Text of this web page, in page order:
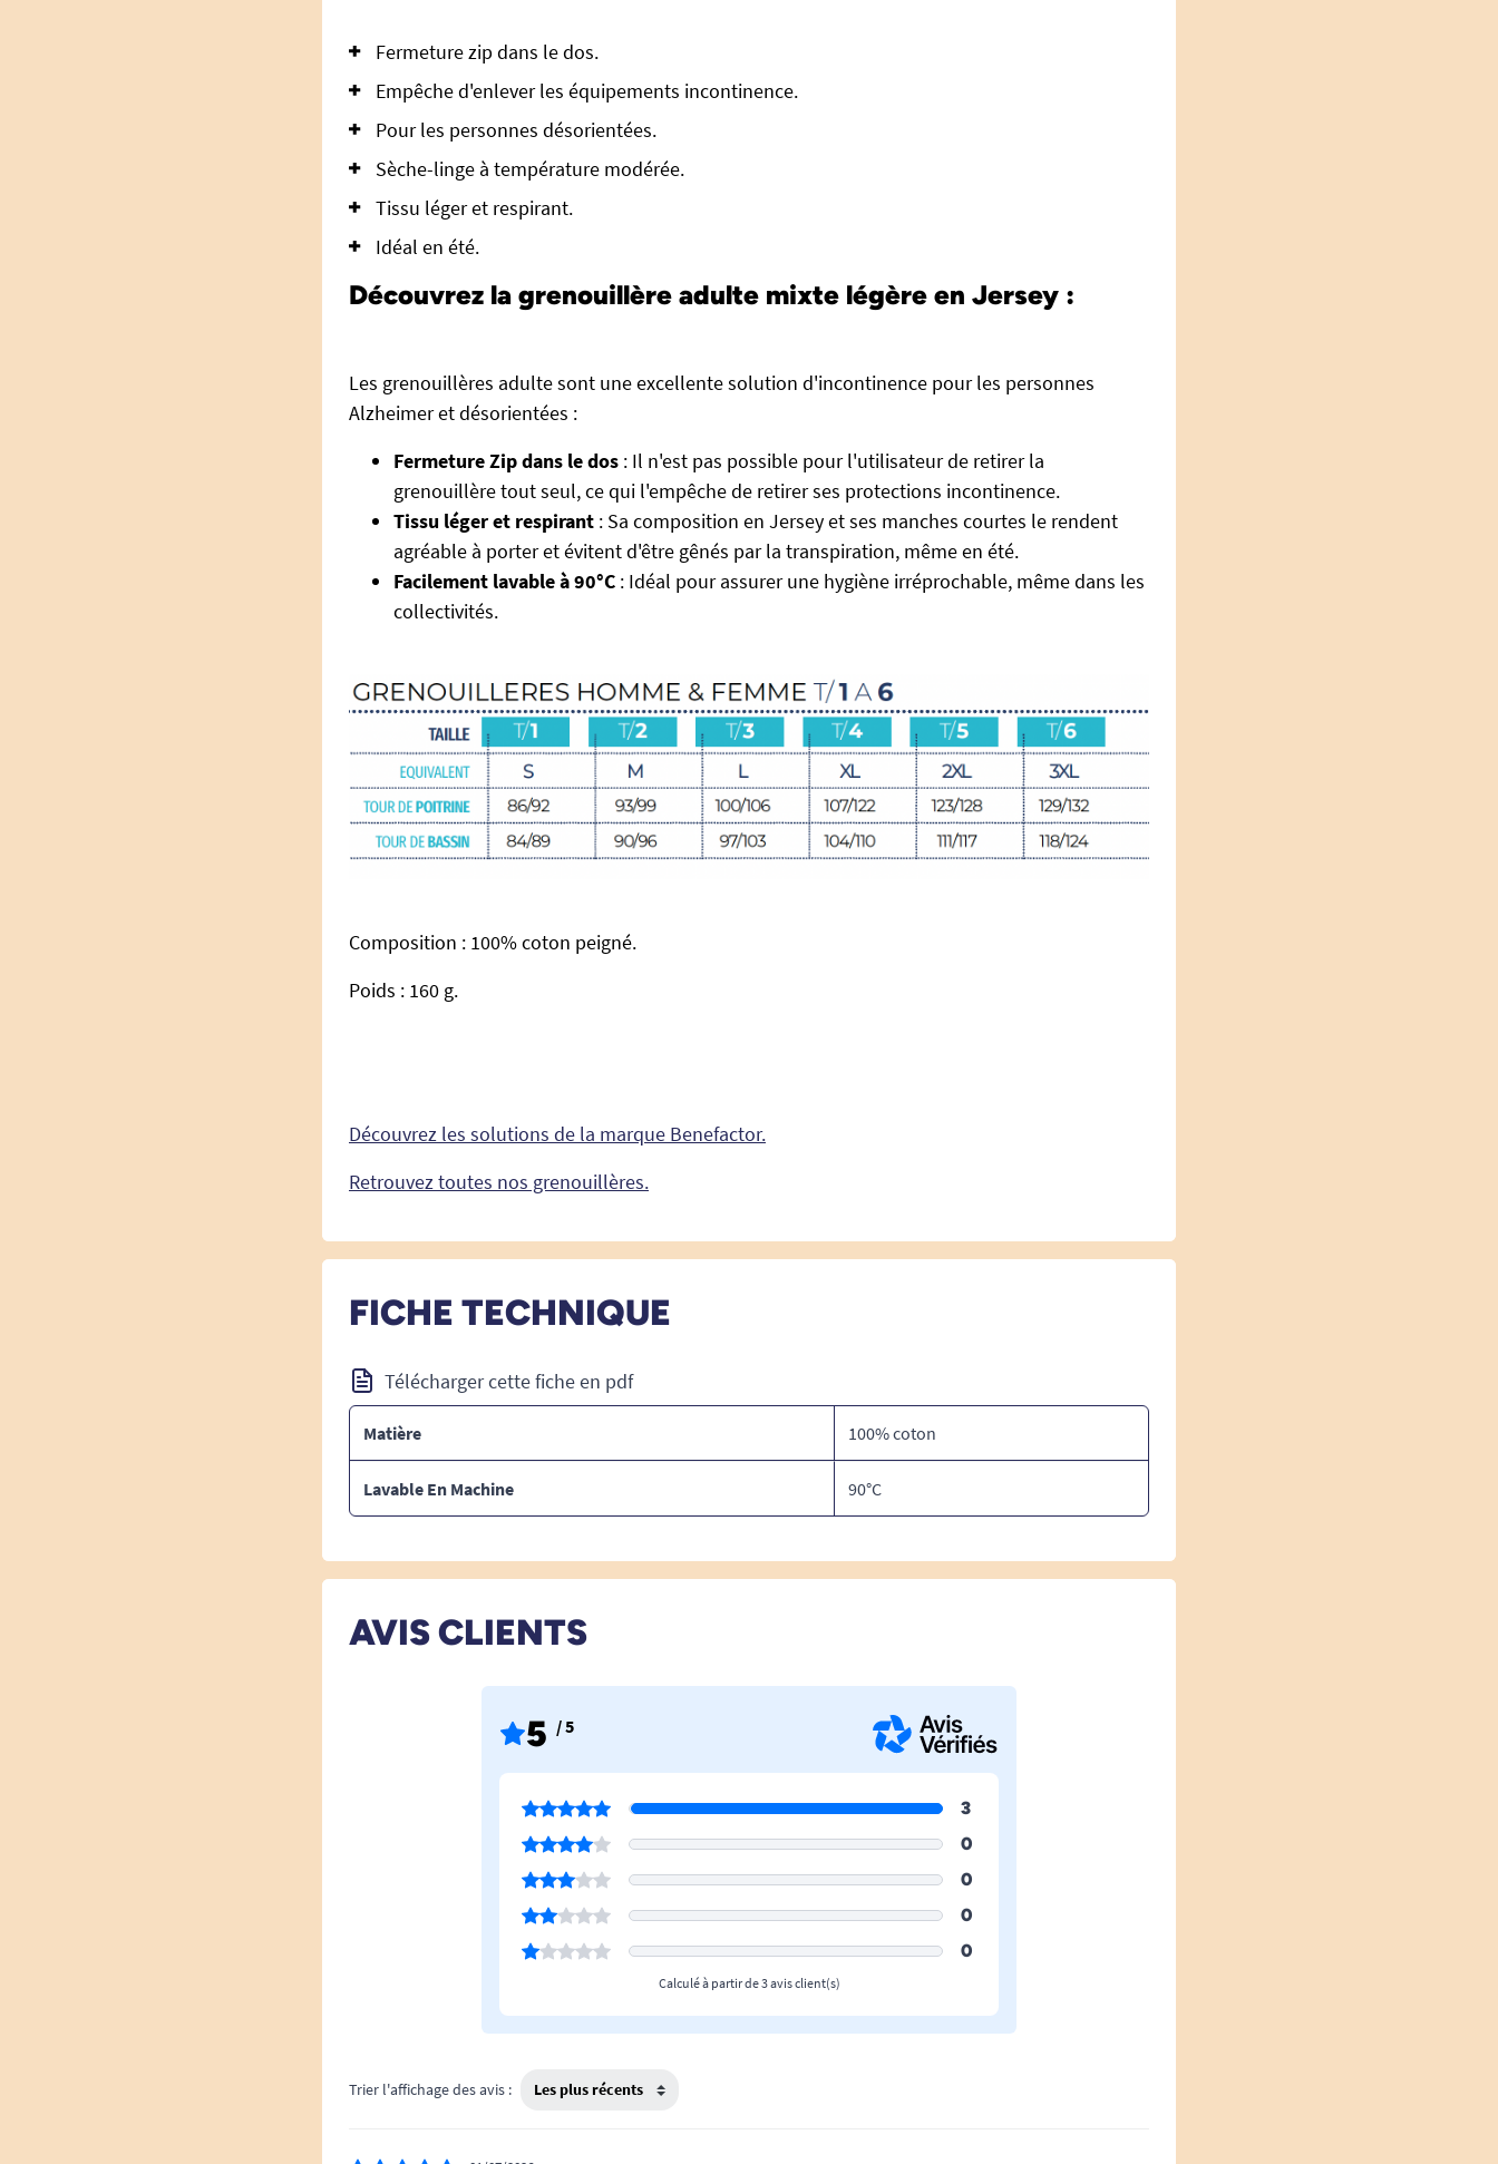
Fermeture zip dans le dos.
Empêche d'enlever les équipements incontinence.
Pour les personnes désorientées.
Sèche-linge à température modérée.
Tissu léger et respirant.
Idéal en été.
Découvrez la grenouillère adulte mixte légère en Jersey :
Les grenouillères adulte sont une excellente solution d'incontinence pour les personnes
Alzheimer et désorientées :
Fermeture Zip dans le dos : Il n'est pas possible pour l'utilisateur de retirer la
grenouillère tout seul, ce qui l'empêche de retirer ses protections incontinence.
Tissu léger et respirant : Sa composition en Jersey et ses manches courtes le rendent
agréable à porter et évitent d'être gênés par la transpiration, même en été.
Facilement lavable à 90°C : Idéal pour assurer une hygiène irréprochable, même dans les
collectivités.
Composition : 100% coton peigné.
Poids : 160 g.
Découvrez les solutions de la marque Benefactor.
Retrouvez toutes nos grenouillères.
FICHE TECHNIQUE
Télécharger cette fiche en pdf
Matière 100% coton
Lavable En Machine 90°C
AVIS CLIENTS
5 / 5
3
0
0
0
0
Calculé à partir de 3 avis client(s)
Trier l'affichage des avis :